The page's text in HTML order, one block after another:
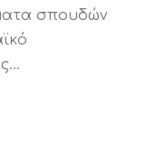
σπουδών